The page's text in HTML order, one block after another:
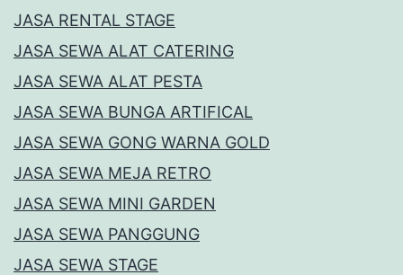
JASA RENTAL STAGE
JASA SEWA ALAT CATERING
JASA SEWA ALAT PESTA
JASA SEWA BUNGA ARTIFICAL
JASA SEWA GONG WARNA GOLD
JASA SEWA MEJA RETRO
JASA SEWA MINI GARDEN
JASA SEWA PANGGUNG
JASA SEWA STAGE